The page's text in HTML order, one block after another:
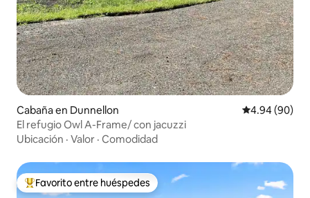
Cabaña en Dunnellon Calificación
4.94 (90)
El refugio Owl A-Frame/ con jacuzzi
Ubicación · Valor · Comodidad
De los mejores en Favorito entre huéspedes
Favorito entre huéspedes